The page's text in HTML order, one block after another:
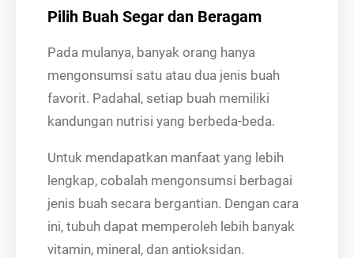
Pilih Buah Segar dan Beragam
Pada mulanya, banyak orang hanya
mengonsumsi satu atau dua jenis buah
favorit. Padahal, setiap buah memiliki
kandungan nutrisi yang berbeda-beda.
Untuk mendapatkan manfaat yang lebih
lengkap, cobalah mengonsumsi berbagai
jenis buah secara bergantian. Dengan cara
ini, tubuh dapat memperoleh lebih banyak
vitamin, mineral, dan antioksidan.